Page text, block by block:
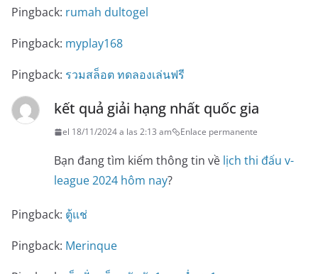
Pingback: rumah dultogel
Pingback: myplay168
Pingback: รวมสล็อต ทดลองเล่นฟรี
kết quả giải hạng nhất quốc gia
el 18/11/2024 a las 2:13 am Enlace permanente
Bạn đang tìm kiếm thông tin về lịch thi đấu v-
league 2024 hôm nay?
Pingback: ตู้แช่
Pingback: Merinque